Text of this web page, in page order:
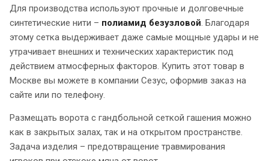
Для производства используют прочные и долговечные
синтетические нити – полиамид безузловой. Благодаря
этому сетка выдерживает даже самые мощные удары и не
утрачивает внешних и технических характеристик под
действием атмосферных факторов. Купить этот товар в
Москве вы можете в компании Сезус, оформив заказ на
сайте или по телефону.
Размещать ворота с гандбольной сеткой гашения можно
как в закрытых залах, так и на открытом пространстве.
Задача изделия – предотвращение травмирования